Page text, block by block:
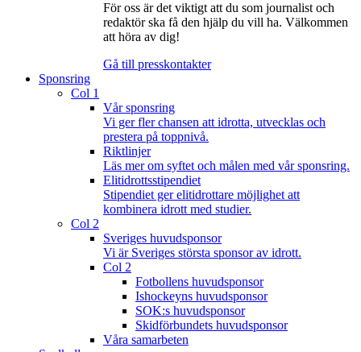
För oss är det viktigt att du som journalist och
redaktör ska få den hjälp du vill ha. Välkommen
att höra av dig!
Gå till presskontakter
Sponsring
Col 1
Vår sponsring
Vi ger fler chansen att idrotta, utvecklas och
prestera på toppnivå.
Riktlinjer
Läs mer om syftet och målen med vår sponsring.
Elitidrottsstipendiet
Stipendiet ger elitidrottare möjlighet att
kombinera idrott med studier.
Col 2
Sveriges huvudsponsor
Vi är Sveriges största sponsor av idrott.
Col 2
Fotbollens huvudsponsor
Ishockeyns huvudsponsor
SOK:s huvudsponsor
Skidförbundets huvudsponsor
Våra samarbeten